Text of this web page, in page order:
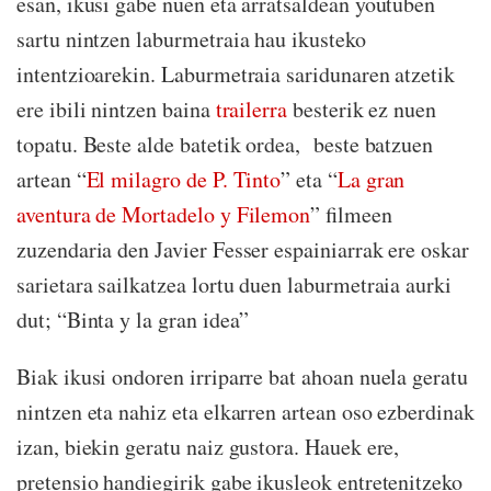
sartu nintzen laburmetraia hau ikusteko
intentzioarekin. Laburmetraia saridunaren atzetik
ere ibili nintzen bainatrailerrabesterik ez nuen
topatu. Beste alde batetik ordea, beste batzuen
artean “El milagro de P. Tinto” eta “La gran
aventura de Mortadelo y Filemon” filmeen
zuzendaria den Javier Fesser espainiarrak ere oskar
sarietara sailkatzea lortu duen laburmetraia aurki
dut; “Binta y la gran idea”
Biak ikusi ondoren irriparre bat ahoan nuela geratu
nintzen eta nahiz eta elkarren artean oso ezberdinak
izan, biekin geratu naiz gustora. Hauek ere,
pretensio handiegirik gabe ikusleok entretenitzeko